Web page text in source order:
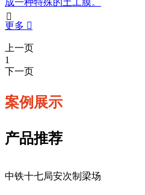
更多 
上一页
1
下一页
案例展示
产品推荐
中铁十七局安次制梁场
